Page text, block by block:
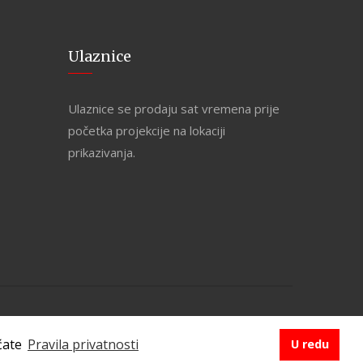
Pravila privatnosti U redu
Ulaznice
Ulaznice se prodaju sat vremena prije
početka projekcije na lokaciji
prikazivanja.
PRAVILA PRIVATNOSTI